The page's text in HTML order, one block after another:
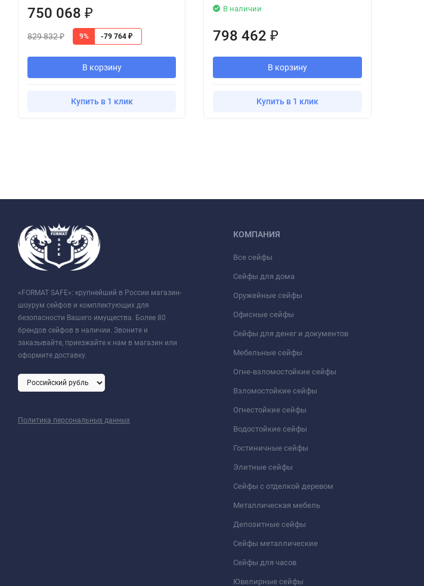
750 068 ₽
829 832₽ 9% -79 764 ₽
В корзину
Купить в 1 клик
В наличии
798 462₽
В корзину
Купить в 1 клик
«FORMAT SAFE»: крупнейший в России магазин-
шоурум сейфов и комплектующих для
безопасности Вашего имущества. Более 80
брендов сейфов в наличии. Звоните и
заказывайте, приезжайте к нам в магазин или
оформите доставку.
Политика персональных данных
КОМПАНИЯ
Все сейфы
Сейфы для дома
Оружейные сейфы
Офисные сейфы
Сейфы для денег и документов
Мебельные сейфы
Огне-взломостойкие сейфы
Взломостойкие сейфы
Огнестойкие сейфы
Водостойкие сейфы
Гостиничные сейфы
Элитные сейфы
Сейфы с отделкой деревом
Металлическая мебель
Депозитные сейфы
Сейфы металлические
Сейфы для часов
Ювелирные сейфы